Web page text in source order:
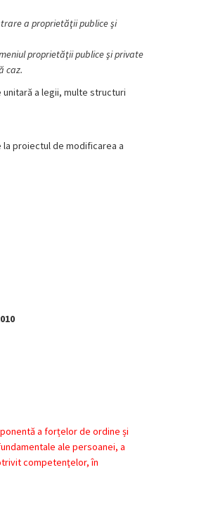
a proprietăţii publice şi
proprietăţii publice şi private
caz.
a legii, multe structuri
proiectul de modificarea a
a forțelor de ordine și
ale persoanei, a
competenţelor, în